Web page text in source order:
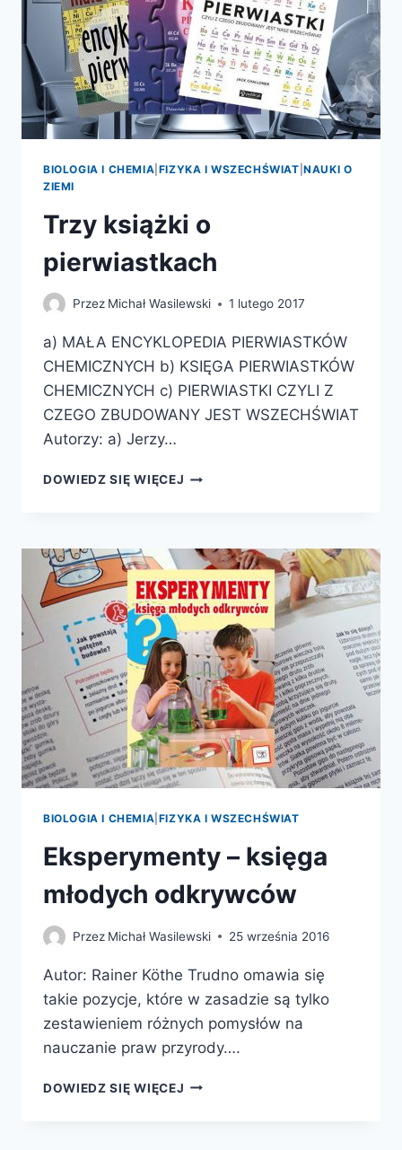
BIOLOGIA I CHEMIA FIZYKA I WSZECHŚWIAT |NAUKI O
ZIEMI
Trzy książki o
pierwiastkach
Przez Michał Wasilewski 1 lutego 2017
a) MAŁA ENCYKLOPEDIA PIERWIASTKÓW
CHEMICZNYCH b) KSIĘGA PIERWIASTKÓW
CHEMICZNYCH c) PIERWIASTKI CZYLI Z
CZEGO ZBUDOWANY JEST WSZECHŚWIAT
Autorzy: a) Jerzy…
DOWIEDZ SIĘ WIĘCEJ TRZY
BIOLOGIA I CHEMIA FIZYKA I WSZECHŚWIAT
Eksperymenty – księga
młodych odkrywców
Przez Michał Wasilewski 25 września 2016
Autor: Rainer Köthe Trudno omawia się
takie pozycje, które w zasadzie są tylko
zestawieniem różnych pomysłów na
nauczanie praw przyrody….
DOWIEDZ SIĘ WIĘCEJ EKSPERYMENTY